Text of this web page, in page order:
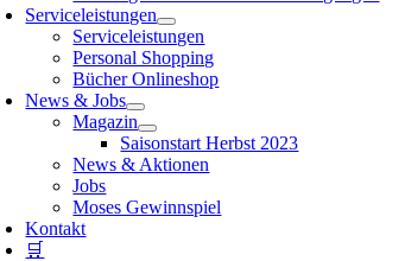
Serviceleistungen
Serviceleistungen
Personal Shopping
Bücher Onlineshop
News & Jobs
Magazin
Saisonstart Herbst 2023
News & Aktionen
Jobs
Moses Gewinnspiel
Kontakt
🛒